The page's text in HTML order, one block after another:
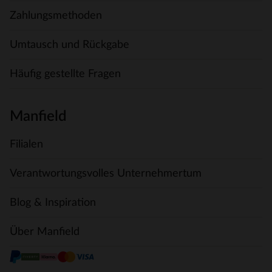
Zahlungsmethoden
Umtausch und Rückgabe
Häufig gestellte Fragen
Manfield
Filialen
Verantwortungsvolles Unternehmertum
Blog & Inspiration
Über Manfield